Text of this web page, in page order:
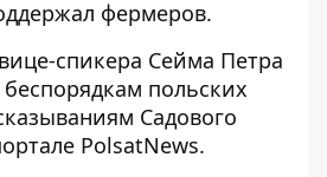
фермеров.
спикера Сейма Петра
беспорядкам польских
Садового
PolsatNews.